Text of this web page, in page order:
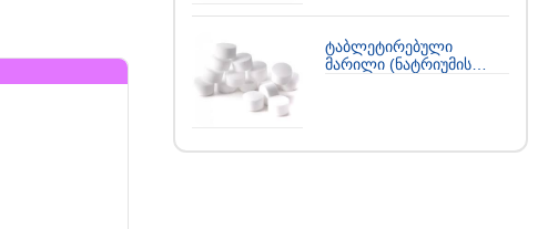
ტაბლეტირებული
მარილი (ნატრიუმის